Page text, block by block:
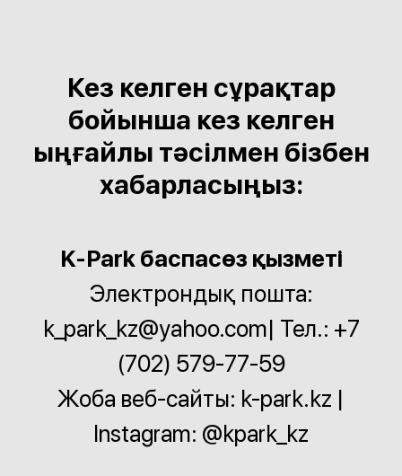
Кез келген сұрақтар
бойынша кез келген
ыңғайлы тәсілмен бізбен
хабарласыңыз:
K-Park баспасөз қызметі
Электрондық пошта:
k_park_kz@yahoo.com| Тел.: +7
(702) 579-77-59
Жоба веб-сайты: k-park.kz |
Instagram: @kpark_kz